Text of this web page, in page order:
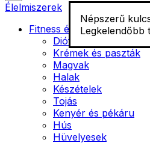
Népszerű
Legkelendőbb
Élelmiszerek
Fitness élelmiszer
Diófélék
Krémek és paszták
Magvak
Halak
Készételek
Tojás
Kenyér és pékáru
Hús
Hüvelyesek